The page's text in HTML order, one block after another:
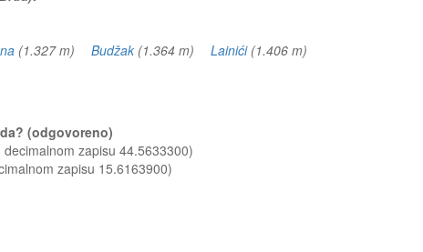
(1.327 m) Budžak (1.364 m) Lainići(1.406 m)
(odgovoreno)
zapisu 44.5633300)
zapisu 15.6163900)